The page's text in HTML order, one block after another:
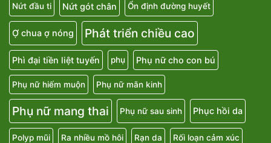
Nứt đầu ti Nứt gót chân Ổn định đường huyết
Ợ chua ợ nóng Phát triển chiều cao
Phì đại tiền liệt tuyến phụ Phụ nữ cho con bú
Phụ nữ hiếm muộn Phụ nữ mãn kinh
Phụ nữ mang thai Phụ nữ sau sinh Phục hồi da
Polyp mũi Ra nhiều mồ hôi Rạn da Rối loạn cảm xúc